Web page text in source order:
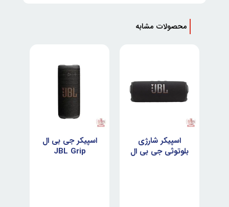
محصولات مشابه
اسپیکر شارژی
بلوتوثی جی بی ال
اسپیکر جی بی ال
JBL Grip